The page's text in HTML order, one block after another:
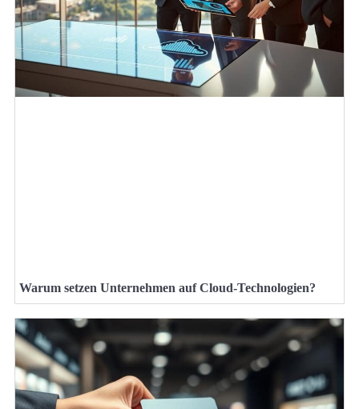
Warum setzen Unternehmen auf Cloud-Technologien?